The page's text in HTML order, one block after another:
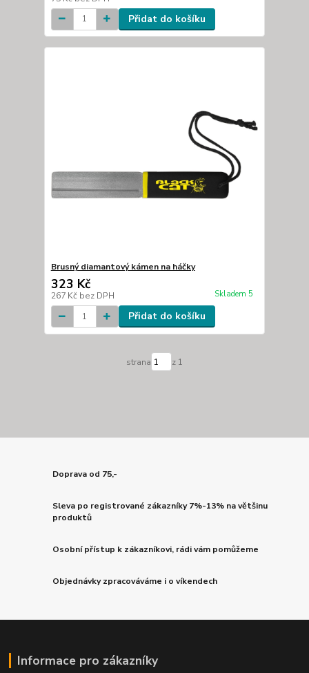
Přidat do košíku
Brusný diamantový kámen na háčky
323 Kč
267 Kč bez DPH Skladem 5
Přidat do košíku
strana z 1
Doprava od 75,-
Sleva po registrované zákazníky 7%-13% na většinu
produktů
Osobní přístup k zákazníkovi, rádi vám pomůžeme
Objednávky zpracováváme i o víkendech
Informace pro zákazníky